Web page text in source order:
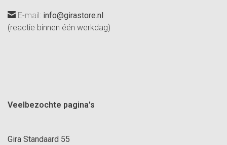
E-mail: info@girastore.nl
(reactie binnen één werkdag)
Veelbezochte pagina's
Gira Standaard 55